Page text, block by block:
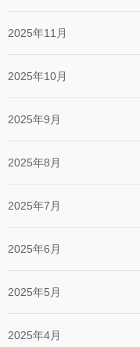
2025年11月
2025年10月
2025年9月
2025年8月
2025年7月
2025年6月
2025年5月
2025年4月